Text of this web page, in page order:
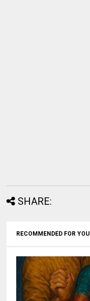
SHARE:
RECOMMENDED FOR YOU